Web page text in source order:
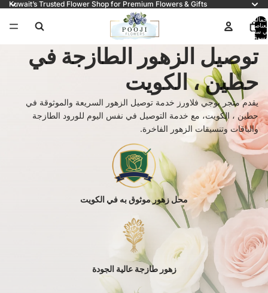
Kuwait’s Trusted Flower Shop for Premium Flowers & Gifts
سلة
0
توصيل الزهور الطازجة في
حطين ، الكويت
يقدم متجر بوجي فلاورز خدمة توصيل الزهور السريعة والموثوقة في
حطين ، الكويت، مع خدمة التوصيل في نفس اليوم للورود الطازجة
والباقات وتنسيقات الزهور الفاخرة.
محل زهور موثوق به في الكويت
زهور طازجة عالية الجودة